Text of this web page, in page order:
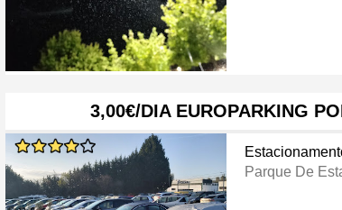
3,00€/DIA EUROPARKING
Parque De